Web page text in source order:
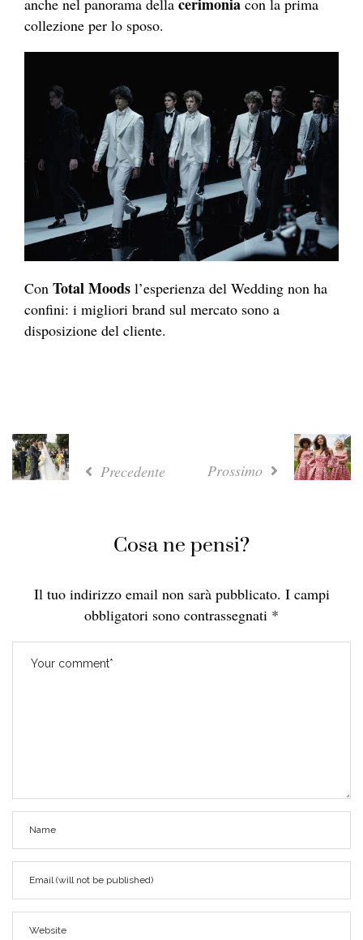
anche nel panorama della
con la prima
collezione per lo sposo.
Con Total Moods l’esperienza del Wedding non ha
confini: i migliori brand sul mercato sono a
disposizione del cliente.
Precedente Prossimo
Cosa ne pensi?
Il tuo indirizzo email non sarà pubblicato. I campi
obbligatori sono contrassegnati *